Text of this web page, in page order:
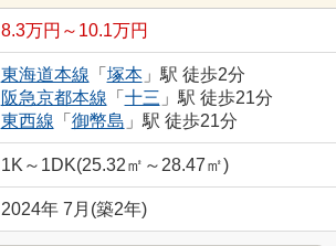
8.3万円～10.1万円
東海道本線 「 塚本」駅 徒歩2分
阪急京都本線 「 十三 」駅 徒歩21分
東西線 「 御幣島 」駅 徒歩21分
1K～1DK(25.32㎡～28.47㎡)
2024年 7月(築2年)